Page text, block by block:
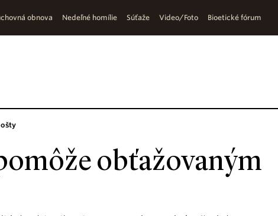
obnova Nedeľné homílie Súťaže Video/Foto Bioetické fórum
obťažovaným